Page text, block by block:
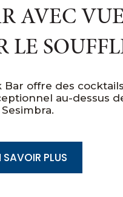
AVEC
LE
Bar offre des
au-dessus
Sesimbra.
SAVOIR PLUS